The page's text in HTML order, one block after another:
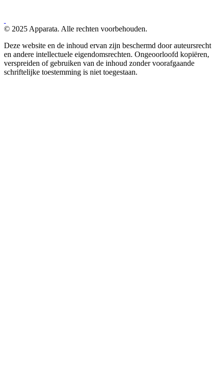
© 2025 Apparata. Alle rechten voorbehouden.
Deze website en de inhoud ervan zijn beschermd door auteursrecht
en andere intellectuele eigendomsrechten. Ongeoorloofd kopiëren,
verspreiden of gebruiken van de inhoud zonder voorafgaande
schriftelijke toestemming is niet toegestaan.